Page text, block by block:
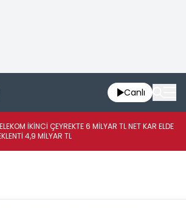
Canlı
İKİNCİ ÇEYREKTE 6 MİLYAR TL NET KAR ELDE
4,9 MİLYAR TL